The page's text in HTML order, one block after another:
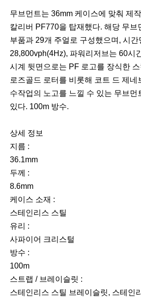
무브먼트는 36mm 케이스에 맞춰 제
칼리버 PF770을 탑재했다. 해당 무브
부품과 29개 주얼로 구성했으며, 시간
28,800vph(4Hz), 파워리저브는 60시
시계 뒷면으로는 PF 로고를 장식한
로즈골드 로터를 비롯해 코트 드 제네
수작업의 노고를 느낄 수 있는 무브먼
있다. 100m 방수.
상세 정보
지름 :
36.1mm
두께 :
8.6mm
케이스 소재 :
스테인리스 스틸
유리 :
사파이어 크리스털
방수 :
100m
스트랩 / 브레이슬릿 :
스테인리스 스틸 브레이슬릿, 스테인